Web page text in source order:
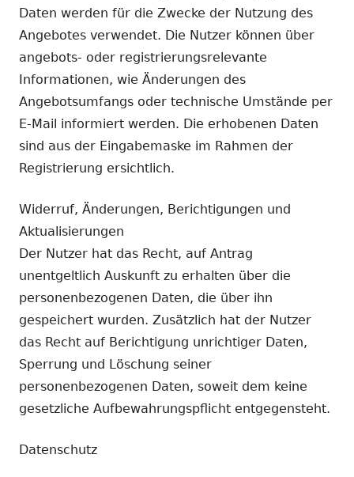
Daten werden für die Zwecke der Nutzung des
Angebotes verwendet. Die Nutzer können über
angebots- oder registrierungsrelevante
Informationen, wie Änderungen des
Angebotsumfangs oder technische Umstände per
E-Mail informiert werden. Die erhobenen Daten
sind aus der Eingabemaske im Rahmen der
Registrierung ersichtlich.
Widerruf, Änderungen, Berichtigungen und
Aktualisierungen
Der Nutzer hat das Recht, auf Antrag
unentgeltlich Auskunft zu erhalten über die
personenbezogenen Daten, die über ihn
gespeichert wurden. Zusätzlich hat der Nutzer
das Recht auf Berichtigung unrichtiger Daten,
Sperrung und Löschung seiner
personenbezogenen Daten, soweit dem keine
gesetzliche Aufbewahrungspflicht entgegensteht.
Datenschutz